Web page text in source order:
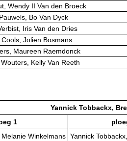
Wendy II Van den Broeck
Bo Van Dyck
Iris Van den Dries
Jolien Bosmans
Maureen Raemdonck
Kelly Van Reeth
Yannick Tobbackx,
1
Winkelmans Yannick